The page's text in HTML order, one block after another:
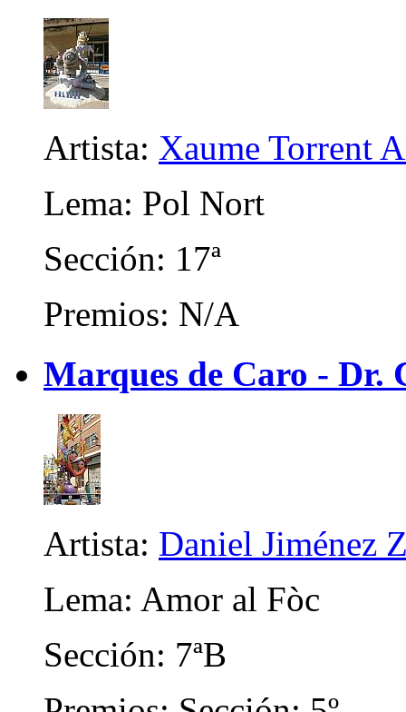
Artista: Xaume Torrent
Lema: Pol Nort
Sección: 17ª
Premios: N/A
Marques de Caro -
Artista: Daniel Jiménez
Lema: Amor al Fòc
Sección: 7ªB